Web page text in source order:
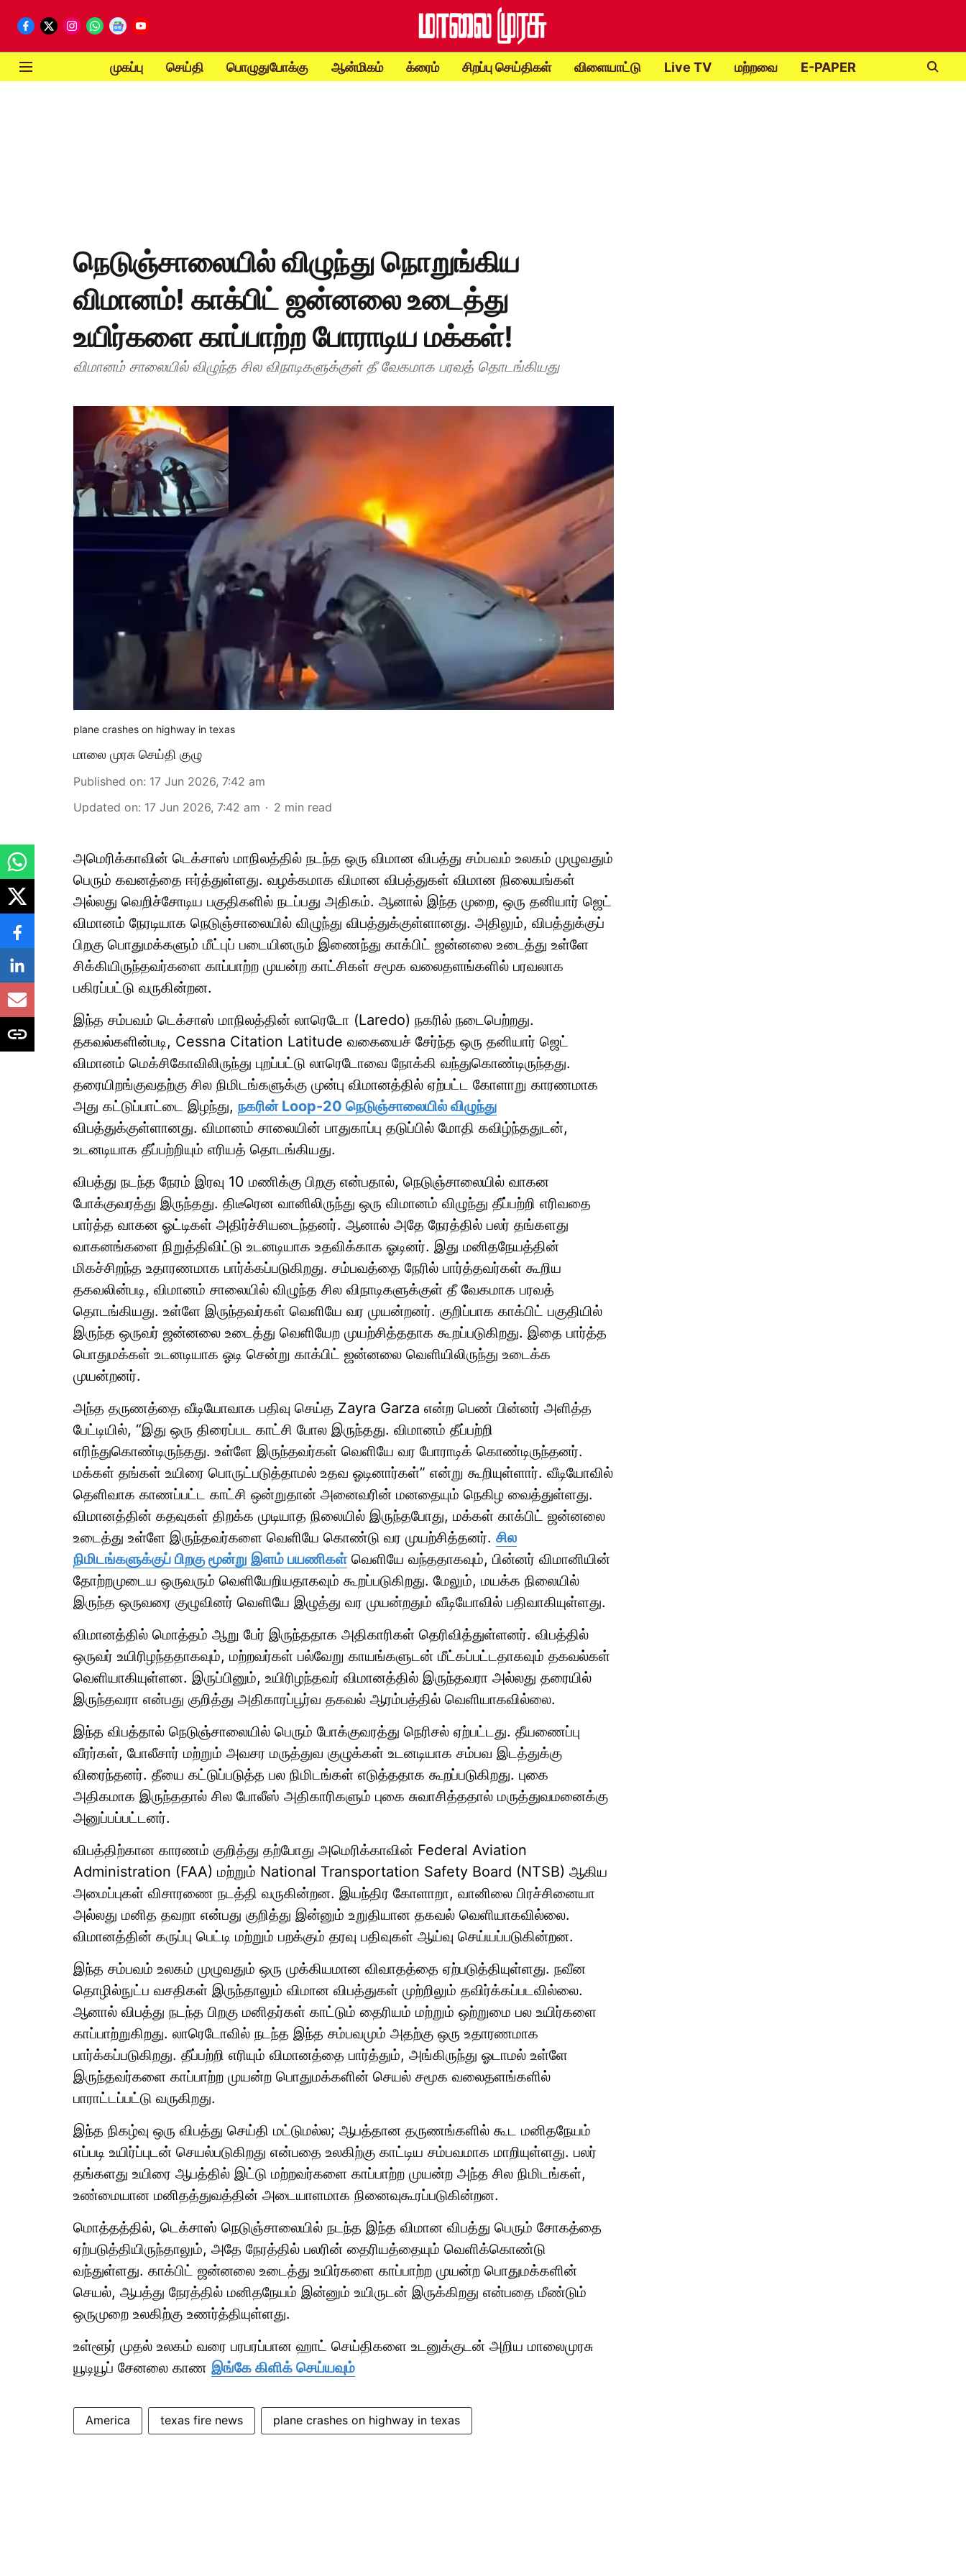
முகப்பு செய்தி பொழுதுபோக்கு ஆன்மிகம் க்ரைம் சிறப்பு செய்திகள் விளையாட்டு Live TV மற்றவை E-PAPER
நெடுஞ்சாலையில் விழுந்து நொறுங்கிய
விமானம்! காக்பிட் ஜன்னலை உடைத்து
உயிர்களை காப்பாற்ற போராடிய மக்கள்!
விமானம் சாலையில் விழுந்த சில விநாடிகளுக்குள் தீ வேகமாக பரவத் தொடங்கியது
plane crashes on highway in texas
மாலை முரசு செய்தி குழு
Published on: 17 Jun 2026, 7:42 am
Updated on: 17 Jun 2026, 7:42 am 2 min read
அமெரிக்காவின் டெக்சாஸ் மாநிலத்தில் நடந்த ஒரு விமான விபத்து சம்பவம் உலகம் முழுவதும்
பெரும் கவனத்தை ஈர்த்துள்ளது. வழக்கமாக விமான விபத்துகள் விமான நிலையங்கள்
அல்லது வெறிச்சோடிய பகுதிகளில் நடப்பது அதிகம். ஆனால் இந்த முறை, ஒரு தனியார் ஜெட்
விமானம் நேரடியாக நெடுஞ்சாலையில் விழுந்து விபத்துக்குள்ளானது. அதிலும், விபத்துக்குப்
பிறகு பொதுமக்களும் மீட்புப் படையினரும் இணைந்து காக்பிட் ஜன்னலை உடைத்து உள்ளே
சிக்கியிருந்தவர்களை காப்பாற்ற முயன்ற காட்சிகள் சமூக வலைதளங்களில் பரவலாக
பகிரப்பட்டு வருகின்றன.
இந்த சம்பவம் டெக்சாஸ் மாநிலத்தின் லாரெடோ (Laredo) நகரில் நடைபெற்றது.
தகவல்களின்படி, Cessna Citation Latitude வகையைச் சேர்ந்த ஒரு தனியார் ஜெட்
விமானம் மெக்சிகோவிலிருந்து புறப்பட்டு லாரெடோவை நோக்கி வந்துகொண்டிருந்தது.
தரையிறங்குவதற்கு சில நிமிடங்களுக்கு முன்பு விமானத்தில் ஏற்பட்ட கோளாறு காரணமாக
அது கட்டுப்பாட்டை இழந்து, நகரின் Loop-20 நெடுஞ்சாலையில் விழுந்து
விபத்துக்குள்ளானது. விமானம் சாலையின் பாதுகாப்பு தடுப்பில் மோதி கவிழ்ந்ததுடன்,
உடனடியாக தீப்பற்றியும் எரியத் தொடங்கியது.
விபத்து நடந்த நேரம் இரவு 10 மணிக்கு பிறகு என்பதால், நெடுஞ்சாலையில் வாகன
போக்குவரத்து இருந்தது. திடீரென வானிலிருந்து ஒரு விமானம் விழுந்து தீப்பற்றி எரிவதை
பார்த்த வாகன ஓட்டிகள் அதிர்ச்சியடைந்தனர். ஆனால் அதே நேரத்தில் பலர் தங்களது
வாகனங்களை நிறுத்திவிட்டு உடனடியாக உதவிக்காக ஓடினர். இது மனிதநேயத்தின்
மிகச்சிறந்த உதாரணமாக பார்க்கப்படுகிறது. சம்பவத்தை நேரில் பார்த்தவர்கள் கூறிய
தகவலின்படி, விமானம் சாலையில் விழுந்த சில விநாடிகளுக்குள் தீ வேகமாக பரவத்
தொடங்கியது. உள்ளே இருந்தவர்கள் வெளியே வர முயன்றனர். குறிப்பாக காக்பிட் பகுதியில்
இருந்த ஒருவர் ஜன்னலை உடைத்து வெளியேற முயற்சித்ததாக கூறப்படுகிறது. இதை பார்த்த
பொதுமக்கள் உடனடியாக ஓடி சென்று காக்பிட் ஜன்னலை வெளியிலிருந்து உடைக்க
முயன்றனர்.
அந்த தருணத்தை வீடியோவாக பதிவு செய்த Zayra Garza என்ற பெண் பின்னர் அளித்த
பேட்டியில், “இது ஒரு திரைப்பட காட்சி போல இருந்தது. விமானம் தீப்பற்றி
எரிந்துகொண்டிருந்தது. உள்ளே இருந்தவர்கள் வெளியே வர போராடிக் கொண்டிருந்தனர்.
மக்கள் தங்கள் உயிரை பொருட்படுத்தாமல் உதவ ஓடினார்கள்” என்று கூறியுள்ளார். வீடியோவில்
தெளிவாக காணப்பட்ட காட்சி ஒன்றுதான் அனைவரின் மனதையும் நெகிழ வைத்துள்ளது.
விமானத்தின் கதவுகள் திறக்க முடியாத நிலையில் இருந்தபோது, மக்கள் காக்பிட் ஜன்னலை
உடைத்து உள்ளே இருந்தவர்களை வெளியே கொண்டு வர முயற்சித்தனர். சில
நிமிடங்களுக்குப் பிறகு மூன்று இளம் பயணிகள்வெளியே வந்ததாகவும், பின்னர் விமானியின்
தோற்றமுடைய ஒருவரும் வெளியேறியதாகவும் கூறப்படுகிறது. மேலும், மயக்க நிலையில்
இருந்த ஒருவரை குழுவினர் வெளியே இழுத்து வர முயன்றதும் வீடியோவில் பதிவாகியுள்ளது.
விமானத்தில் மொத்தம் ஆறு பேர் இருந்ததாக அதிகாரிகள் தெரிவித்துள்ளனர். விபத்தில்
ஒருவர் உயிரிழந்ததாகவும், மற்றவர்கள் பல்வேறு காயங்களுடன் மீட்கப்பட்டதாகவும் தகவல்கள்
வெளியாகியுள்ளன. இருப்பினும், உயிரிழந்தவர் விமானத்தில் இருந்தவரா அல்லது தரையில்
இருந்தவரா என்பது குறித்து அதிகாரப்பூர்வ தகவல் ஆரம்பத்தில் வெளியாகவில்லை.
இந்த விபத்தால் நெடுஞ்சாலையில் பெரும் போக்குவரத்து நெரிசல் ஏற்பட்டது. தீயணைப்பு
வீரர்கள், போலீசார் மற்றும் அவசர மருத்துவ குழுக்கள் உடனடியாக சம்பவ இடத்துக்கு
விரைந்தனர். தீயை கட்டுப்படுத்த பல நிமிடங்கள் எடுத்ததாக கூறப்படுகிறது. புகை
அதிகமாக இருந்ததால் சில போலீஸ் அதிகாரிகளும் புகை சுவாசித்ததால் மருத்துவமனைக்கு
அனுப்பப்பட்டனர்.
விபத்திற்கான காரணம் குறித்து தற்போது அமெரிக்காவின் Federal Aviation
Administration (FAA) மற்றும் National Transportation Safety Board (NTSB) ஆகிய
அமைப்புகள் விசாரணை நடத்தி வருகின்றன. இயந்திர கோளாறா, வானிலை பிரச்சினையா
அல்லது மனித தவறா என்பது குறித்து இன்னும் உறுதியான தகவல் வெளியாகவில்லை.
விமானத்தின் கருப்பு பெட்டி மற்றும் பறக்கும் தரவு பதிவுகள் ஆய்வு செய்யப்படுகின்றன.
இந்த சம்பவம் உலகம் முழுவதும் ஒரு முக்கியமான விவாதத்தை ஏற்படுத்தியுள்ளது. நவீன
தொழில்நுட்ப வசதிகள் இருந்தாலும் விமான விபத்துகள் முற்றிலும் தவிர்க்கப்படவில்லை.
ஆனால் விபத்து நடந்த பிறகு மனிதர்கள் காட்டும் தைரியம் மற்றும் ஒற்றுமை பல உயிர்களை
காப்பாற்றுகிறது. லாரெடோவில் நடந்த இந்த சம்பவமும் அதற்கு ஒரு உதாரணமாக
பார்க்கப்படுகிறது. தீப்பற்றி எரியும் விமானத்தை பார்த்தும், அங்கிருந்து ஓடாமல் உள்ளே
இருந்தவர்களை காப்பாற்ற முயன்ற பொதுமக்களின் செயல் சமூக வலைதளங்களில்
பாராட்டப்பட்டு வருகிறது.
இந்த நிகழ்வு ஒரு விபத்து செய்தி மட்டுமல்ல; ஆபத்தான தருணங்களில் கூட மனிதநேயம்
எப்படி உயிர்ப்புடன் செயல்படுகிறது என்பதை உலகிற்கு காட்டிய சம்பவமாக மாறியுள்ளது. பலர்
தங்களது உயிரை ஆபத்தில் இட்டு மற்றவர்களை காப்பாற்ற முயன்ற அந்த சில நிமிடங்கள்,
உண்மையான மனிதத்துவத்தின் அடையாளமாக நினைவுகூரப்படுகின்றன.
மொத்தத்தில், டெக்சாஸ் நெடுஞ்சாலையில் நடந்த இந்த விமான விபத்து பெரும் சோகத்தை
ஏற்படுத்தியிருந்தாலும், அதே நேரத்தில் பலரின் தைரியத்தையும் வெளிக்கொண்டு
வந்துள்ளது. காக்பிட் ஜன்னலை உடைத்து உயிர்களை காப்பாற்ற முயன்ற பொதுமக்களின்
செயல், ஆபத்து நேரத்தில் மனிதநேயம் இன்னும் உயிருடன் இருக்கிறது என்பதை மீண்டும்
ஒருமுறை உலகிற்கு உணர்த்தியுள்ளது.
உள்ளூர் முதல் உலகம் வரை பரபரப்பான ஹாட் செய்திகளை உடனுக்குடன் அறிய மாலைமுரசு
யூடியூப் சேனலை காண இங்கே கிளிக் செய்யவும்
America texas fire news plane crashes on highway in texas